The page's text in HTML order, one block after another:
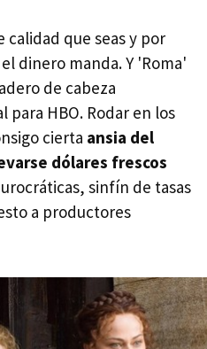
que seas y por
dinero manda. Y 'Roma'
de cabeza
para HBO. Rodar en los
cierta ansia del
dólares frescos
sinfín de tasas
a productores